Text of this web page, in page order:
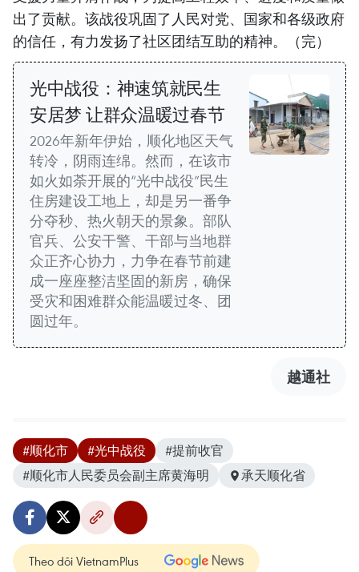
出了贡献。该战役巩固了人民对党、国家和各级政府
的信任，有力发扬了社区团结互助的精神。（完）
光中战役：神速筑就民生
安居梦 让群众温暖过春节
2026年新年伊始，顺化地区天气
转冷，阴雨连绵。然而，在该市
如火如荼开展的“光中战役”民生
住房建设工地上，却是另一番争
分夺秒、热火朝天的景象。部队
官兵、公安干警、干部与当地群
众正齐心协力，力争在春节前建
成一座座整洁坚固的新房，确保
受灾和困难群众能温暖过冬、团
圆过年。
越通社
#顺化市 #光中战役
#提前收官
#顺化市人民委员会副主席黄海明
承天顺化省
Theo dõi VietnamPlus